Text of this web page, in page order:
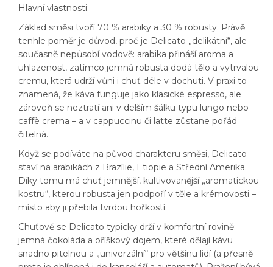
Hlavní vlastnosti:
Základ směsi tvoří 70 % arabiky a 30 % robusty. Právě
tenhle poměr je důvod, proč je Delicato „delikátní“, ale
současně nepůsobí vodově: arabika přináší aroma a
uhlazenost, zatímco jemná robusta dodá tělo a vytrvalou
cremu, která udrží vůni i chuť déle v dochuti. V praxi to
znamená, že káva funguje jako klasické espresso, ale
zároveň se neztratí ani v delším šálku typu lungo nebo
caffè crema – a v cappuccinu či latte zůstane pořád
čitelná.
Když se podíváte na původ charakteru směsi, Delicato
staví na arabikách z Brazílie, Etiopie a Střední Amerika.
Díky tomu má chuť jemnější, kultivovanější „aromatickou
kostru“, kterou robusta jen podpoří v těle a krémovosti –
místo aby ji přebila tvrdou hořkostí.
Chuťově se Delicato typicky drží v komfortní rovině:
jemná čokoláda a oříškový dojem, které dělají kávu
snadno pitelnou a „univerzální“ pro většinu lidí (a přesně